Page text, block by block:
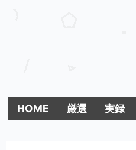
HOME 厳選 実録